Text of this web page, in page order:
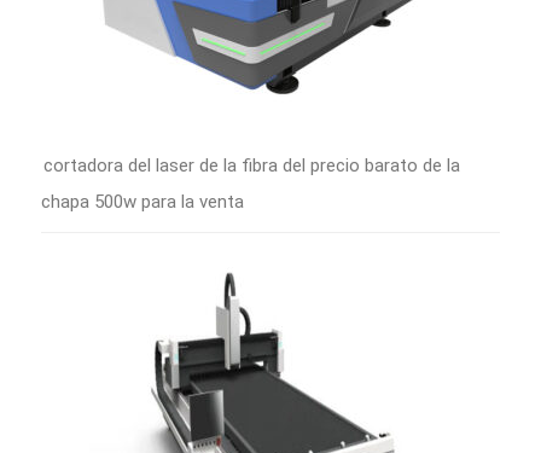
cortadora del laser de la fibra del precio barato de la
chapa 500w para la venta